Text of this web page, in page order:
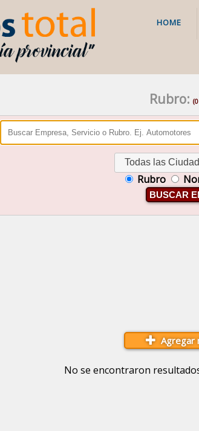
HOME
Rubro:
Todas las
Rubro
BUSCAR
Agregar
No se encontraron